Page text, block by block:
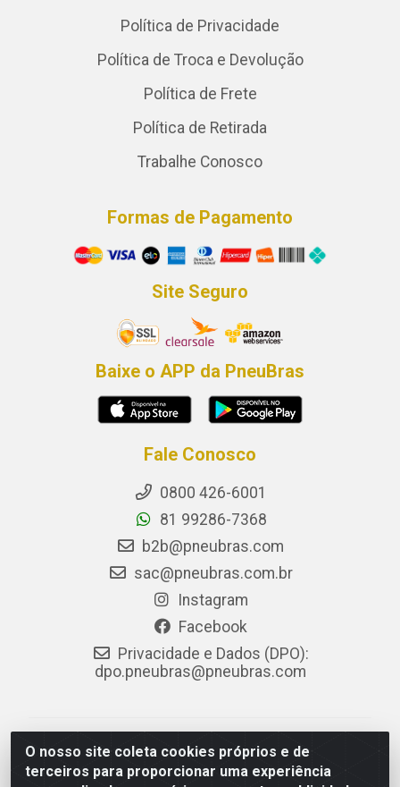
O nosso site coleta cookies próprios e de
terceiros para proporcionar uma experiência
Política de Privacidade
Política de Troca e Devolução
Política de Frete
Política de Retirada
Trabalhe Conosco
Formas de Pagamento
Site Seguro
Baixe o APP da PneuBras
Fale Conosco
0800 426-6001
81 99286-7368
b2b@pneubras.com
sac@pneubras.com.br
Instagram
Facebook
Privacidade e Dados (DPO):
dpo.pneubras@pneubras.com
PneuBras - Rodovia BR-101, KM 82 - Prazeres,
Jaboatão dos Guararapes/PE - CEP 54.335-000 - CNPJ
08.678.386/0001-05 - Pneubras Comércio de Pneus